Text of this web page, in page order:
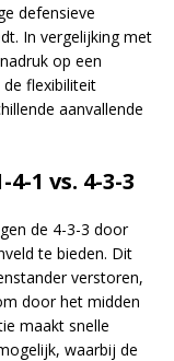
defensieve
In vergelijking met
op een
flexibiliteit
aanvallende
1 vs. 4-3-3
de 4-3-3 door
te bieden. Dit
verstoren,
door het midden
maakt snelle
waarbij de